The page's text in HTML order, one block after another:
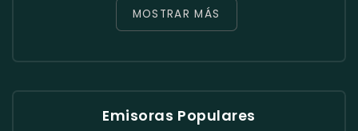
MOSTRAR MÁS
Emisoras Populares